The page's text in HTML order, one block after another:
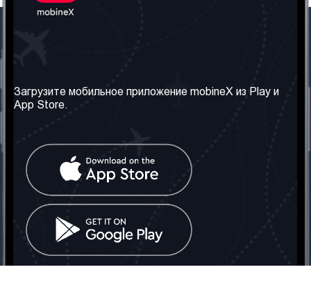
Наши сервисы
Правила и Условия
Часто задаваемые
вопросы
Контакт
Грузия: Тбилиси
Телефон: +442030340050
Email:info@mobinex.com
Социальные сети
Загрузите мобильное приложение mobineX из Play и
App Store.